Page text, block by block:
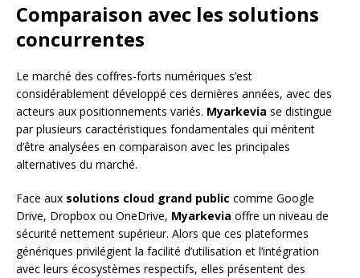
Comparaison avec les solutions
concurrentes
Le marché des coffres-forts numériques s’est
considérablement développé ces dernières années, avec des
acteurs aux positionnements variés. Myarkevia se distingue
par plusieurs caractéristiques fondamentales qui méritent
d’être analysées en comparaison avec les principales
alternatives du marché.
Face aux solutions cloud grand public comme Google
Drive, Dropbox ou OneDrive, Myarkevia offre un niveau de
sécurité nettement supérieur. Alors que ces plateformes
génériques privilégient la facilité d’utilisation et l’intégration
avec leurs écosystèmes respectifs, elles présentent des